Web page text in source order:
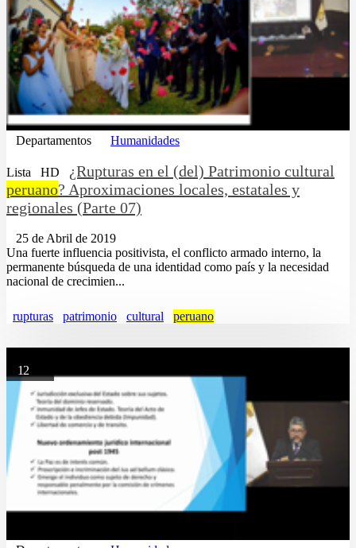
Departamentos Humanidades
Lista HD
¿Rupturas en el (del) Patrimonio cultural
peruano? Aproximaciones locales, estatales y
regionales (Parte 07)
25 de Abril de 2019
Una fuerte influencia positivista, el conflicto armado interno, la
permanente búsqueda de una identidad como país y la necesidad
nacional de crecimien...
rupturas patrimonio cultural peruano
12